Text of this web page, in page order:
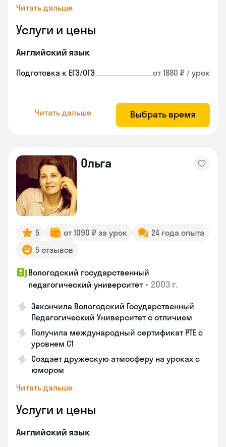
Читать дальше
Услуги и цены
Английский язык
Подготовка к ЕГЭ/ОГЭ от 1880 ₽ / урок
Читать дальше Выбрать время
Ольга
5 от 1090 ₽ за урок
24 года опыта
5 отзывов
Вологодский государственный
педагогический университет • 2003 г.
Закончила Вологодский Государственный
Педагогический Университет с отличием
Получила международный сертификат PTE с
уровнем C1
Создает дружескую атмосферу на уроках с
юмором
Читать дальше
Услуги и цены
Английский язык